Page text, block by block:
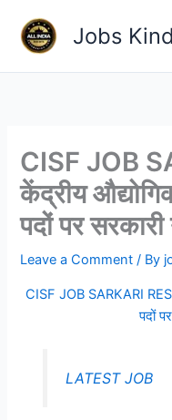
content
Jobs Kind
CISF JOB
केंद्रीय
पदों पर सरकारी
Leave a Comment / By
CISF JOB SARKARI
पदों
LATEST JOB